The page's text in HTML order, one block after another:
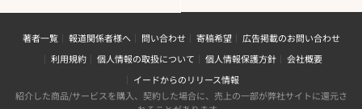
著者一覧 報道関係者様へ 問い合わせ 寄稿希望
広告掲載のお問い合わせ
利用規約
個人情報の取扱について 個人情報保護方針
会社概要
イードからのリリース情報
紹介した商品/サービスを購入、契約した場合に、売上の一部が弊社サイトに還元さ